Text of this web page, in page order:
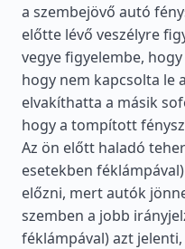
a szembejövő autó
előtte lévő veszélyre
vegye figyelembe,
hogy nem kapcsolta le
elvakíthatta a másik
hogy a tompított
Az ön előtt haladó
esetekben
előzni, mert autók
szemben a jobb
féklámpával) azt